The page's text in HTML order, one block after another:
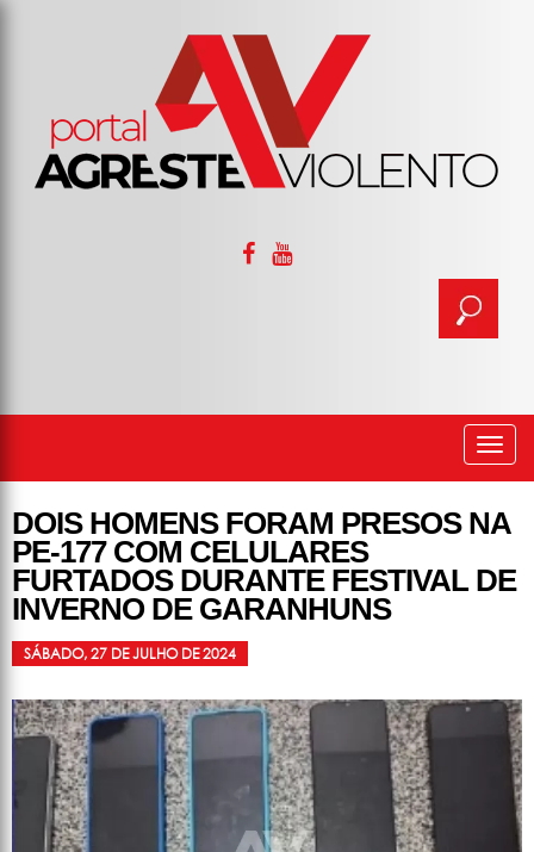
DOIS HOMENS FORAM PRESOS NA
PE-177 COM CELULARES
FURTADOS DURANTE FESTIVAL DE
INVERNO DE GARANHUNS
SÁBADO, 27 DE JULHO DE 2024